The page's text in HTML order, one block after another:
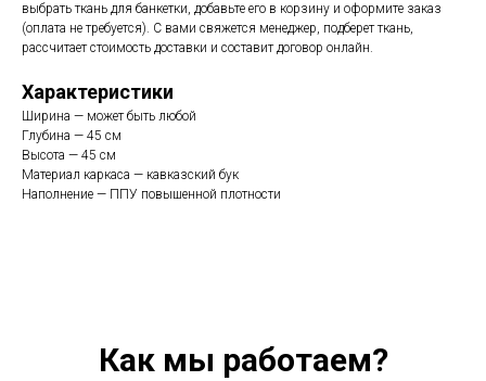
выбрать ткань для банкетки, добавьте его в корзину и оформите заказ
(оплата не требуется). С вами свяжется менеджер, подберет ткань,
рассчитает стоимость доставки и составит договор онлайн.
Характеристики
Ширина — может быть любой
Глубина — 45 см
Высота — 45 см
Материал каркаса — кавказский бук
Наполнение — ППУ повышенной плотности
Как мы работаем?